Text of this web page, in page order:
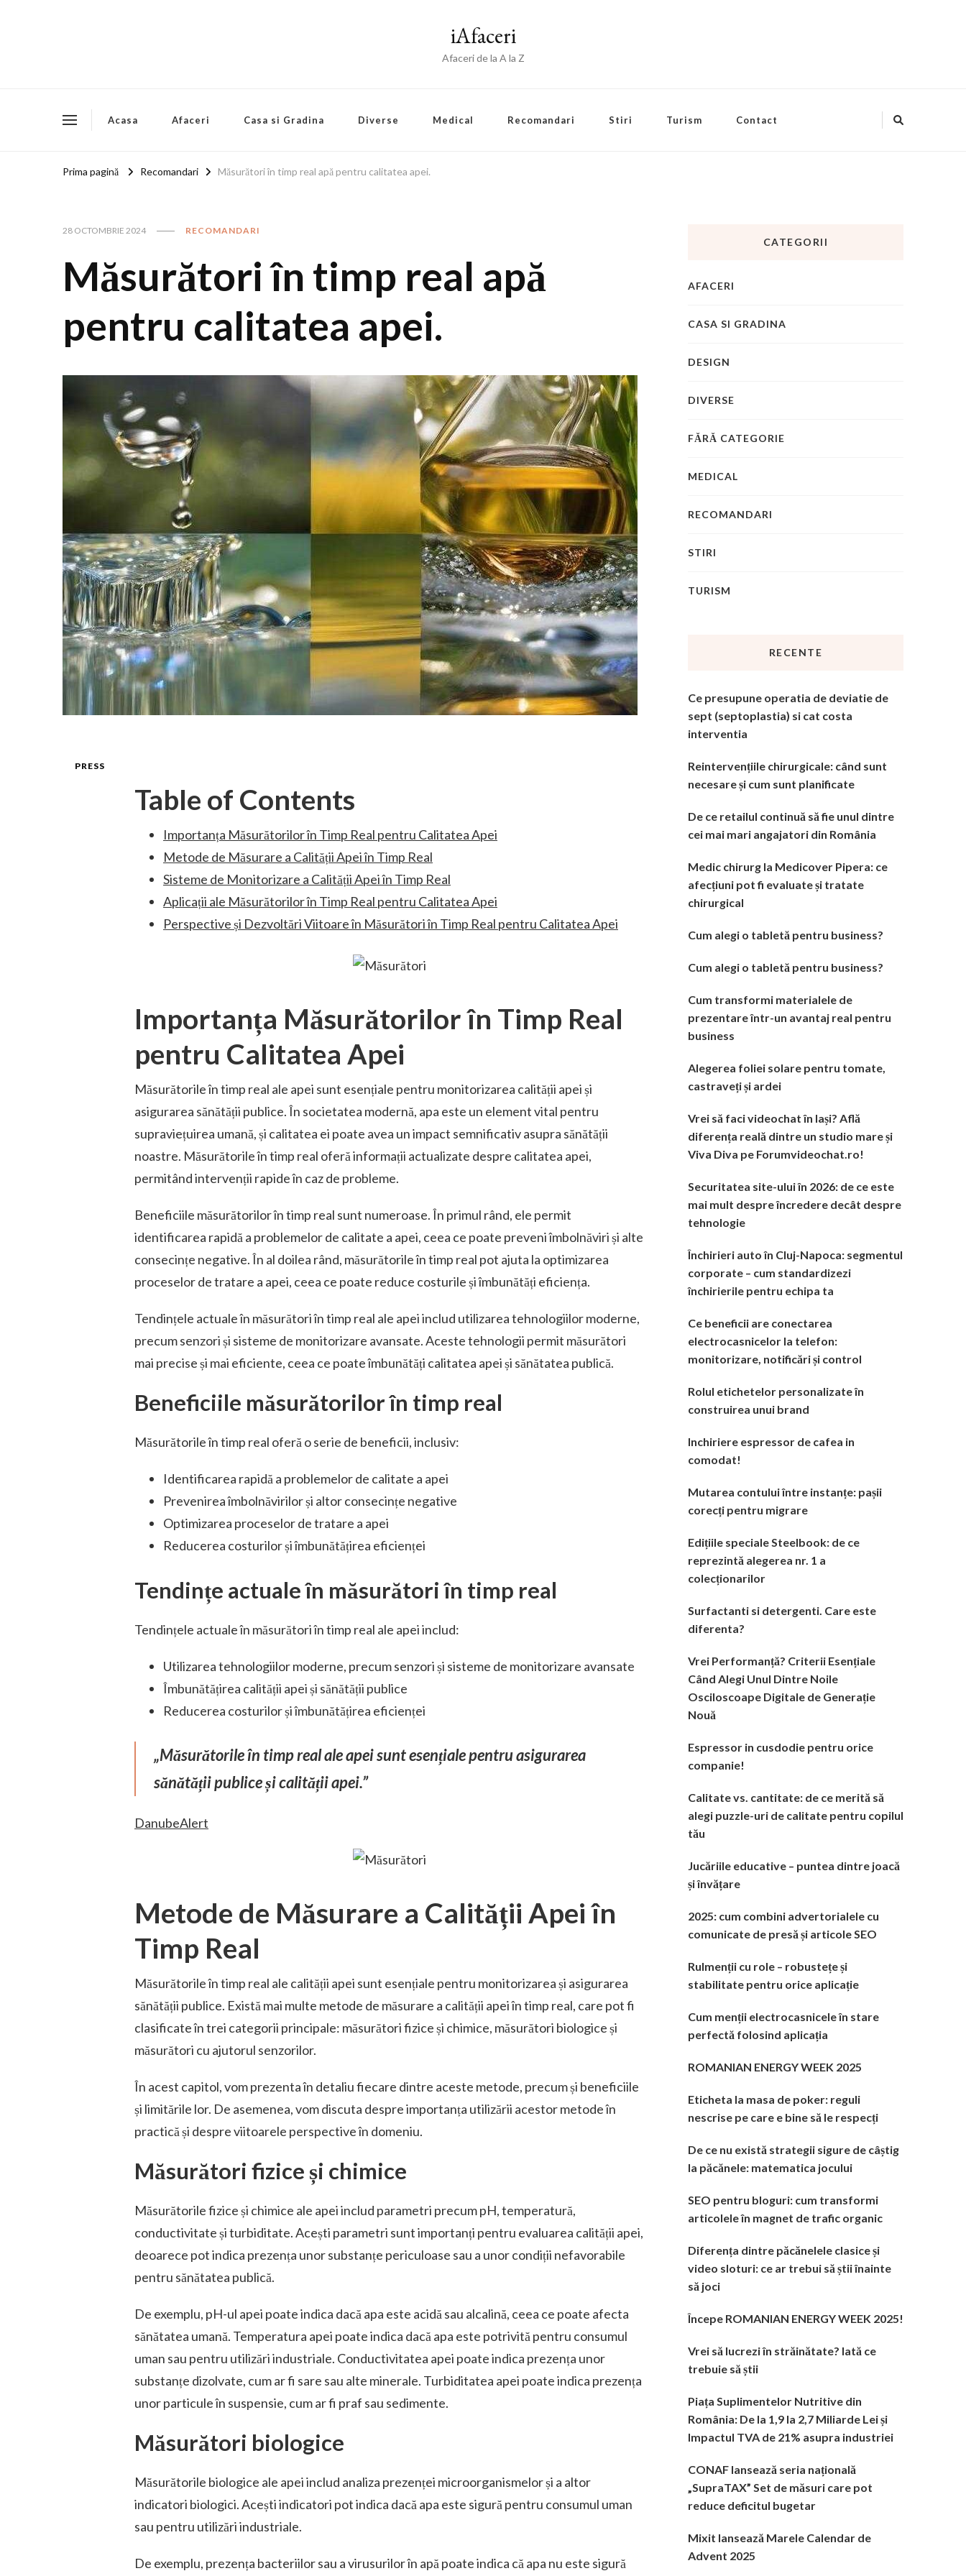
iAfaceri
Afaceri de la A la Z
Acasa Afaceri Casa si Gradina Diverse Medical Recomandari Stiri Turism Contact
Prima pagină Recomandari Măsurători în timp real apă pentru calitatea apei.
28 OCTOMBRIE 2024 RECOMANDARI
Măsurători în timp real apă
pentru calitatea apei.
PRESS
Table of Contents
Importanța Măsurătorilor în Timp Real pentru Calitatea Apei
Metode de Măsurare a Calității Apei în Timp Real
Sisteme de Monitorizare a Calității Apei în Timp Real
Aplicații ale Măsurătorilor în Timp Real pentru Calitatea Apei
Perspective și Dezvoltări Viitoare în Măsurători în Timp Real pentru Calitatea Apei
Importanța Măsurătorilor în Timp Real
pentru Calitatea Apei
Măsurătorile în timp real ale apei sunt esențiale pentru monitorizarea calității apei și
asigurarea sănătății publice. În societatea modernă, apa este un element vital pentru
supraviețuirea umană, și calitatea ei poate avea un impact semnificativ asupra sănătății
noastre. Măsurătorile în timp real oferă informații actualizate despre calitatea apei,
permitând intervenții rapide în caz de probleme.
Beneficiile măsurătorilor în timp real sunt numeroase. În primul rând, ele permit
identificarea rapidă a problemelor de calitate a apei, ceea ce poate preveni îmbolnăviri și alte
consecințe negative. În al doilea rând, măsurătorile în timp real pot ajuta la optimizarea
proceselor de tratare a apei, ceea ce poate reduce costurile și îmbunătăți eficiența.
Tendințele actuale în măsurători în timp real ale apei includ utilizarea tehnologiilor moderne,
precum senzori și sisteme de monitorizare avansate. Aceste tehnologii permit măsurători
mai precise și mai eficiente, ceea ce poate îmbunătăți calitatea apei și sănătatea publică.
Beneficiile măsurătorilor în timp real
Măsurătorile în timp real oferă o serie de beneficii, inclusiv:
Identificarea rapidă a problemelor de calitate a apei
Prevenirea îmbolnăvirilor și altor consecințe negative
Optimizarea proceselor de tratare a apei
Reducerea costurilor și îmbunătățirea eficienței
Tendințe actuale în măsurători în timp real
Tendințele actuale în măsurători în timp real ale apei includ:
Utilizarea tehnologiilor moderne, precum senzori și sisteme de monitorizare avansate
Îmbunătățirea calității apei și sănătății publice
Reducerea costurilor și îmbunătățirea eficienței
„Măsurătorile în timp real ale apei sunt esențiale pentru asigurarea
sănătății publice și calității apei.”
DanubeAlert
Metode de Măsurare a Calității Apei în
Timp Real
Măsurătorile în timp real ale calității apei sunt esențiale pentru monitorizarea și asigurarea
sănătății publice. Există mai multe metode de măsurare a calității apei în timp real, care pot fi
clasificate în trei categorii principale: măsurători fizice și chimice, măsurători biologice și
măsurători cu ajutorul senzorilor.
În acest capitol, vom prezenta în detaliu fiecare dintre aceste metode, precum și beneficiile
și limitările lor. De asemenea, vom discuta despre importanța utilizării acestor metode în
practică și despre viitoarele perspective în domeniu.
Măsurători fizice și chimice
Măsurătorile fizice și chimice ale apei includ parametri precum pH, temperatură,
conductivitate și turbiditate. Acești parametri sunt importanți pentru evaluarea calității apei,
deoarece pot indica prezența unor substanțe periculoase sau a unor condiții nefavorabile
pentru sănătatea publică.
De exemplu, pH-ul apei poate indica dacă apa este acidă sau alcalină, ceea ce poate afecta
sănătatea umană. Temperatura apei poate indica dacă apa este potrivită pentru consumul
uman sau pentru utilizări industriale. Conductivitatea apei poate indica prezența unor
substanțe dizolvate, cum ar fi sare sau alte minerale. Turbiditatea apei poate indica prezența
unor particule în suspensie, cum ar fi praf sau sedimente.
Măsurători biologice
Măsurătorile biologice ale apei includ analiza prezenței microorganismelor și a altor
indicatori biologici. Acești indicatori pot indica dacă apa este sigură pentru consumul uman
sau pentru utilizări industriale.
De exemplu, prezența bacteriilor sau a virusurilor în apă poate indica că apa nu este sigură
CATEGORII
AFACERI
CASA SI GRADINA
DESIGN
DIVERSE
FĂRĂ CATEGORIE
MEDICAL
RECOMANDARI
STIRI
TURISM
RECENTE
Ce presupune operatia de deviatie de
sept (septoplastia) si cat costa
interventia
Reintervențiile chirurgicale: când sunt
necesare și cum sunt planificate
De ce retailul continuă să fie unul dintre
cei mai mari angajatori din România
Medic chirurg la Medicover Pipera: ce
afecțiuni pot fi evaluate și tratate
chirurgical
Cum alegi o tabletă pentru business?
Cum alegi o tabletă pentru business?
Cum transformi materialele de
prezentare într-un avantaj real pentru
business
Alegerea foliei solare pentru tomate,
castraveți și ardei
Vrei să faci videochat în Iași? Află
diferența reală dintre un studio mare și
Viva Diva pe Forumvideochat.ro!
Securitatea site-ului în 2026: de ce este
mai mult despre încredere decât despre
tehnologie
Închirieri auto în Cluj-Napoca: segmentul
corporate – cum standardizezi
închirierile pentru echipa ta
Ce beneficii are conectarea
electrocasnicelor la telefon:
monitorizare, notificări și control
Rolul etichetelor personalizate în
construirea unui brand
Inchiriere espressor de cafea in
comodat!
Mutarea contului între instanțe: pașii
corecți pentru migrare
Edițiile speciale Steelbook: de ce
reprezintă alegerea nr. 1 a
colecționarilor
Surfactanti si detergenti. Care este
diferenta?
Vrei Performanță? Criterii Esențiale
Când Alegi Unul Dintre Noile
Osciloscoape Digitale de Generație
Nouă
Espressor in cusdodie pentru orice
companie!
Calitate vs. cantitate: de ce merită să
alegi puzzle-uri de calitate pentru copilul
tău
Jucăriile educative – puntea dintre joacă
și învățare
2025: cum combini advertorialele cu
comunicate de presă și articole SEO
Rulmenții cu role – robustețe și
stabilitate pentru orice aplicație
Cum menții electrocasnicele în stare
perfectă folosind aplicația
ROMANIAN ENERGY WEEK 2025
Eticheta la masa de poker: reguli
nescrise pe care e bine să le respecți
De ce nu există strategii sigure de câștig
la păcănele: matematica jocului
SEO pentru bloguri: cum transformi
articolele în magnet de trafic organic
Diferența dintre păcănelele clasice și
video sloturi: ce ar trebui să știi înainte
să joci
Începe ROMANIAN ENERGY WEEK 2025!
Vrei să lucrezi în străinătate? Iată ce
trebuie să știi
Piața Suplimentelor Nutritive din
România: De la 1,9 la 2,7 Miliarde Lei și
Impactul TVA de 21% asupra industriei
CONAF lansează seria națională
„SupraTAX” Set de măsuri care pot
reduce deficitul bugetar
Mixit lansează Marele Calendar de
Advent 2025